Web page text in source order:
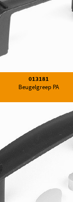
013181
Beugelgreep PA